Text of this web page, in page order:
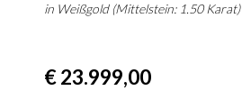
in Weißgold (Mittelstein: 1.50 Karat)
€ 23.999,00